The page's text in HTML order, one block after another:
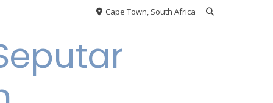
Cape Town, South Africa